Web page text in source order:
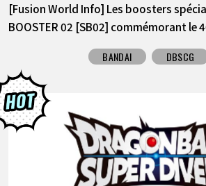
[Fusion World Info] Les boosters
BOOSTER 02 [SB02] commémorant le
BANDAI DBSCG